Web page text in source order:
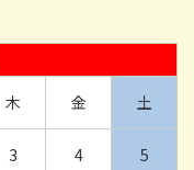
木 金 土
3 4 5